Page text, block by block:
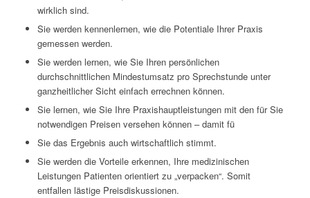
wirklich sind.
Sie werden kennenlernen, wie die Potentiale Ihrer Praxis
gemessen werden.
Sie werden lernen, wie Sie Ihren persönlichen
durchschnittlichen Mindestumsatz pro Sprechstunde unter
ganzheitlicher Sicht einfach errechnen können.
Sie lernen, wie Sie Ihre Praxishauptleistungen mit den für Sie
notwendigen Preisen versehen können – damit fü
Sie das Ergebnis auch wirtschaftlich stimmt.
Sie werden die Vorteile erkennen, Ihre medizinischen
Leistungen Patienten orientiert zu „verpacken“. Somit
entfallen lästige Preisdiskussionen.